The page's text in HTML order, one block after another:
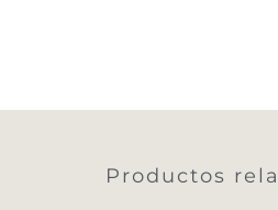
Productos